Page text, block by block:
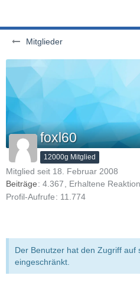
Mitglieder
foxl60
12000g Mitglied
Mitglied seit 18. Februar 2008
Beiträge
4.367 Erhaltene
Profil-Aufrufe
11.774
Der Benutzer hat den Zugriff auf
eingeschränkt.